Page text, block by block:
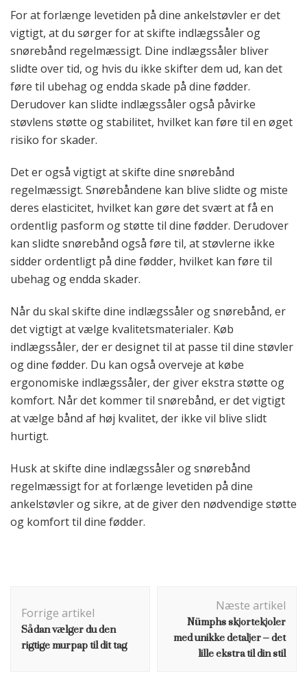
For at forlænge levetiden på dine ankelstøvler er det
vigtigt, at du sørger for at skifte indlægssåler og
snørebånd regelmæssigt. Dine indlægssåler bliver
slidte over tid, og hvis du ikke skifter dem ud, kan det
føre til ubehag og endda skade på dine fødder.
Derudover kan slidte indlægssåler også påvirke
støvlens støtte og stabilitet, hvilket kan føre til en øget
risiko for skader.
Det er også vigtigt at skifte dine snørebånd
regelmæssigt. Snørebåndene kan blive slidte og miste
deres elasticitet, hvilket kan gøre det svært at få en
ordentlig pasform og støtte til dine fødder. Derudover
kan slidte snørebånd også føre til, at støvlerne ikke
sidder ordentligt på dine fødder, hvilket kan føre til
ubehag og endda skader.
Når du skal skifte dine indlægssåler og snørebånd, er
det vigtigt at vælge kvalitetsmaterialer. Køb
indlægssåler, der er designet til at passe til dine støvler
og dine fødder. Du kan også overveje at købe
ergonomiske indlægssåler, der giver ekstra støtte og
komfort. Når det kommer til snørebånd, er det vigtigt
at vælge bånd af høj kvalitet, der ikke vil blive slidt
hurtigt.
Husk at skifte dine indlægssåler og snørebånd
regelmæssigt for at forlænge levetiden på dine
ankelstøvler og sikre, at de giver den nødvendige støtte
og komfort til dine fødder.
Forrige artikel
Sådan vælger du den
rigtige murpap til dit tag
Næste artikel
Nümphs skjortekjoler
med unikke detaljer – det
lille ekstra til din stil